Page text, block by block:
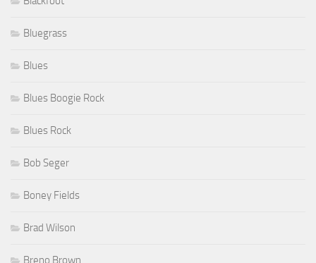
Bluegrass
Blues
Blues Boogie Rock
Blues Rock
Bob Seger
Boney Fields
Brad Wilson
Breno Brown